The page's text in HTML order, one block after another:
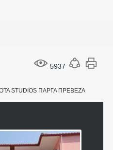
5937
STUDIOS ΠΑΡΓΑ ΠΡΕΒΕΖΑ